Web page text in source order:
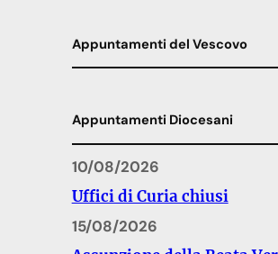
Appuntamenti del Vescovo
Appuntamenti Diocesani
10/08/2026
Uffici di Curia chiusi
15/08/2026